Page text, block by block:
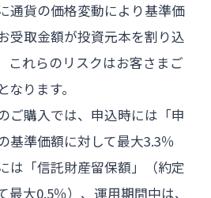
通貨の価格変動により基準価
受取金額が投資元本を割り込
これらのリスクはお客さまご
ります。
ご購入では、申込時には「申
基準価額に対して最大3.3％
は「信託財産留保額」（約定
最大0.5％）、運用期間中は、